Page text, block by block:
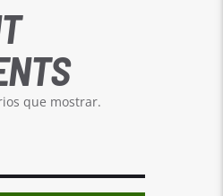
que mostrar.